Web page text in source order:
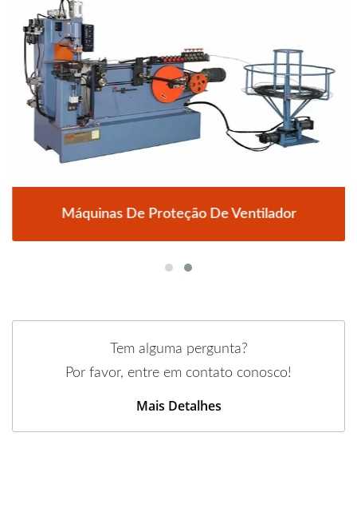
Máquinas De Proteção De Ventilador
Tem alguma pergunta?
Por favor, entre em contato conosco!
Mais Detalhes